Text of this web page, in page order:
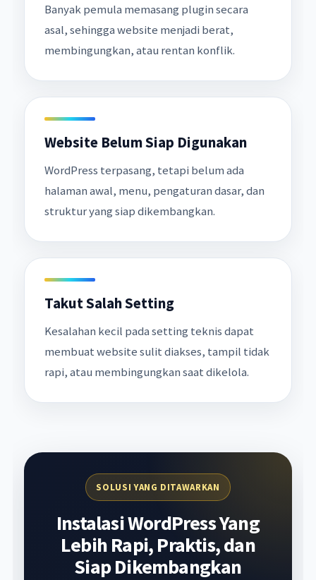
Banyak pemula memasang plugin secara
asal, sehingga website menjadi berat,
membingungkan, atau rentan konflik.
Website Belum Siap Digunakan
WordPress terpasang, tetapi belum ada
halaman awal, menu, pengaturan dasar, dan
struktur yang siap dikembangkan.
Takut Salah Setting
Kesalahan kecil pada setting teknis dapat
membuat website sulit diakses, tampil tidak
rapi, atau membingungkan saat dikelola.
SOLUSI YANG DITAWARKAN
Instalasi WordPress Yang
Lebih Rapi, Praktis, dan
Siap Dikembangkan